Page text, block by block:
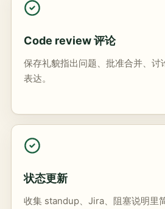
Code review 评论
保存礼貌指出问题、批准合并、讨
表达。
状态更新
收集 standup、Jira、阻塞说明里